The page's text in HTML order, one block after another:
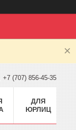
+7 (707) 856-45-35
ДЛЯ
ЮРЛИЦ